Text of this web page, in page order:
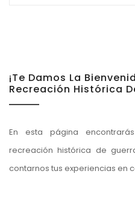
¡Te Damos La
Recreación Histórica
En esta página
recreación histórica de
contarnos tus experiencias en